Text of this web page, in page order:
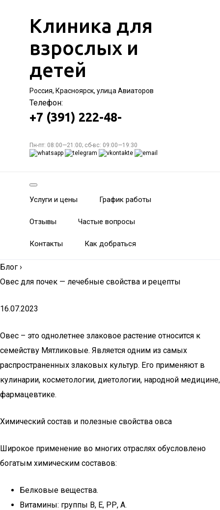
Клиника для
взрослых и
детей
Россия, Красноярск, улица Авиаторов
Телефон:
+7 (391) 222-48-
Пн-пт: 08:00—21:00; сб-вс: 09:00—19:30
Услуги и цены График работы
Отзывы Частые вопросы
Контакты Как добраться
Блог ›
Овес для почек — лечебные свойства и рецепты
16.07.2023
Овес – это однолетнее злаковое растение относится к
семейству Мятликовые. Является одним из самых
распространенных злаковых культур. Его применяют в
кулинарии, косметологии, диетологии, народной медицине,
фармацевтике.
Химический состав и полезные свойства овса
Широкое применение во многих отраслях обусловлено
богатым химическим составов:
Белковые вещества.
Витамины: группы В, Е, РР, А.